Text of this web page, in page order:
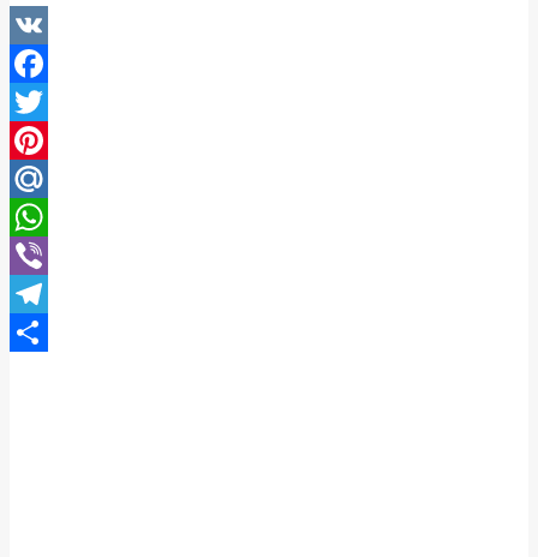
VK
Facebook
Twitter
Pinterest
Mail.Ru
WhatsApp
Viber
Telegram